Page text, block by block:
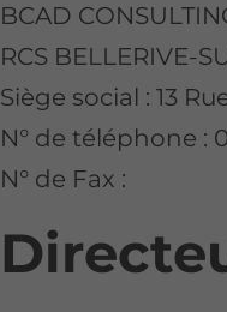
BCAD
RCS BELLERIVE-
Siège social : 13
N° de téléphone :
N° de Fax :